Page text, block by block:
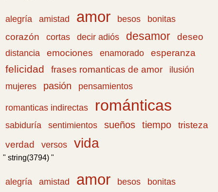
alegría amistad amor besos
bonitas
corazón
cortas decir adiós desamor deseo
distancia emociones enamorado esperanza
felicidad frases romanticas de amor
ilusión
mujeres
pasión pensamientos
romanticas indirectas románticas
sabiduría sentimientos sueños tiempo
tristeza
verdad
versos vida
" string(3794) "
alegría amistad amor besos
bonitas